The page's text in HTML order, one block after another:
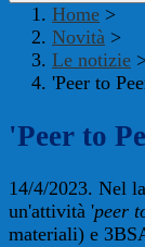
Home >
Novità >
Le notizie
'Peer to
'Peer to
14/4/2023. Nel
un'attività 'peer
materiali) e